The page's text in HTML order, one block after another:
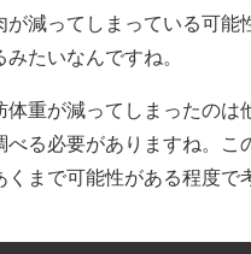
が減ってしまっている可能
たいなんですね。
体重が減ってしまったの
べる必要がありますね。
まで可能性がある程度で